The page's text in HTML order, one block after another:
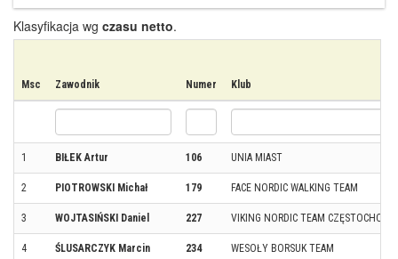
Klasyfikacja wg czasu netto.
Msc Zawodnik Numer Klub
1 BIŁEK Artur 106 UNIA MIAST
2 PIOTROWSKI Michał 179 FACE NORDIC WALKING TEAM
3 WOJTASIŃSKI Daniel 227 VIKING NORDIC TEAM CZĘSTOCHOWA
4 ŚLUSARCZYK Marcin 234 WESOŁY BORSUK TEAM